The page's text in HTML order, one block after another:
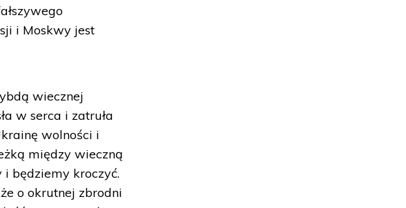
i Moskwy jest
wiecznej
w serca i zatruła
wolności i
między wieczną
będziemy kroczyć.
o okrutnej zbrodni